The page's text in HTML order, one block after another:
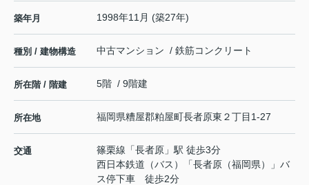
築年月 1998年11月 (築27年)
種別 / 建物構造 中古マンション / 鉄筋コンクリート
所在階 / 階建 5階 / 9階建
所在地 福岡県糟屋郡粕屋町長者原東 ２丁目1-27
交通 篠栗線 「長者原 」駅 徒歩3分
西日本鉄道（バス）「長者原（福岡県）」バ
ス停下車 徒歩2分